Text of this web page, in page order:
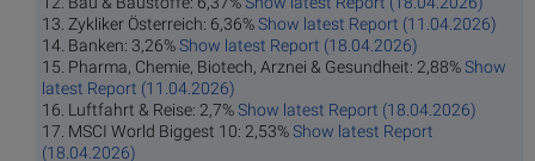
13. Zykliker Österreich: 6,36%Show latest Report (11.04.2026)
14. Banken: 3,26%Show latest Report (18.04.2026)
15. Pharma, Chemie, Biotech, Arznei & Gesundheit: 2,88%Show
latest Report (11.04.2026)
16. Luftfahrt & Reise: 2,7%Show latest Report (18.04.2026)
17. MSCI World Biggest 10: 2,53%Show latest Report
(18.04.2026)